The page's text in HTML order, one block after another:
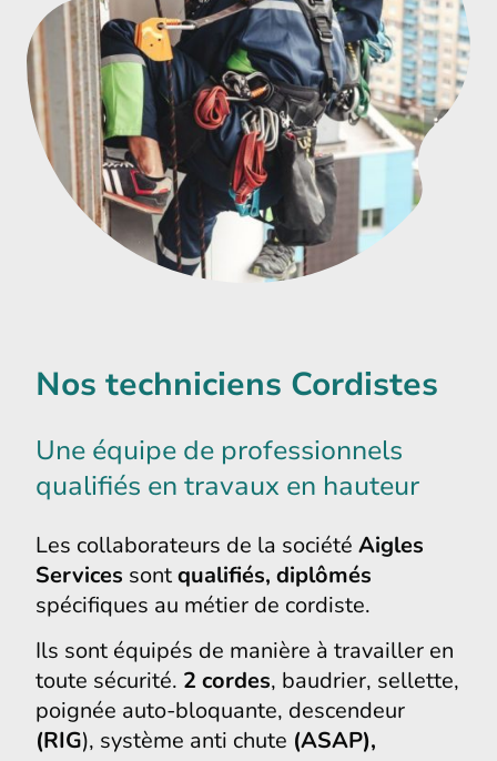
Nos techniciens Cordistes
Une équipe de professionnels
qualifiés en travaux en hauteur
Les collaborateurs de la société Aigles
Services sontqualifiés, diplômés
spécifiques au métier de cordiste.
Ils sont équipés de manière à travailler en
toute sécurité. 2 cordes, baudrier, sellette,
poignée auto-bloquante, descendeur
(RIG), système anti chute (ASAP),